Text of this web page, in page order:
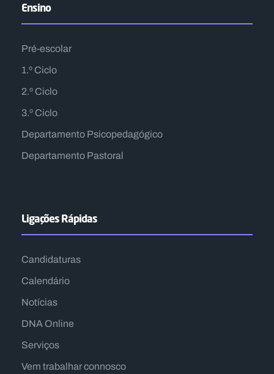
Ensino
Pré-escolar
1.º Ciclo
2.º Ciclo
3.º Ciclo
Departamento Psicopedagógico
Departamento Pastoral
Ligações Rápidas
Candidaturas
Calendário
Notícias
DNA Online
Serviços
Vem trabalhar connosco